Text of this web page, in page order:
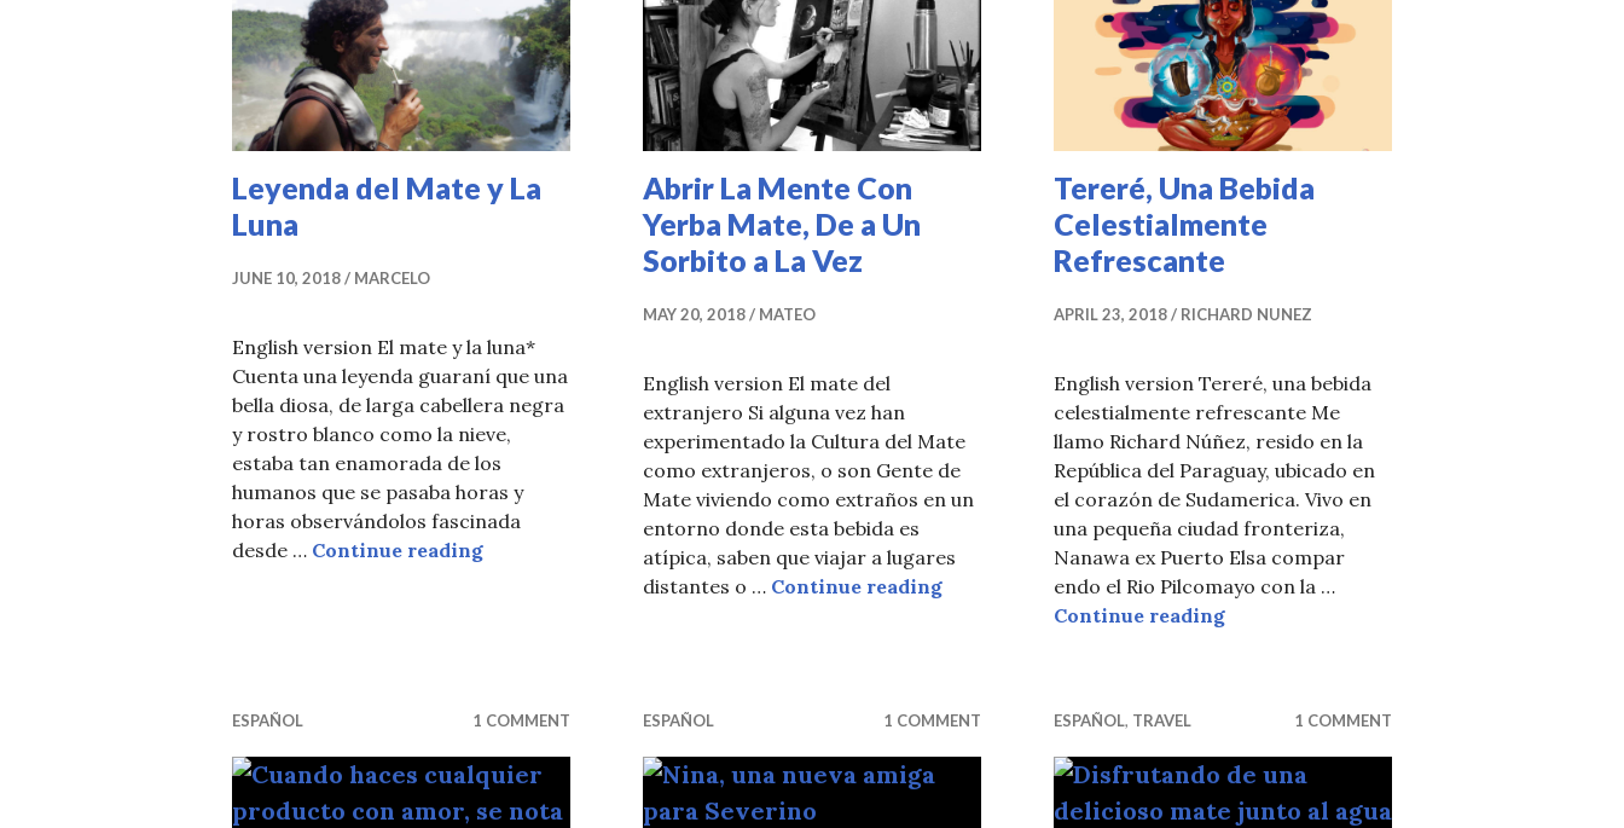
Leyenda del Mate y La
Luna
JUNE 10, 2018 MARCELO
English version El mate y la luna*
Cuenta una leyenda guaraní que una
bella diosa, de larga cabellera negra
y rostro blanco como la nieve,
estaba tan enamorada de los
humanos que se pasaba horas y
horas observándolos fascinada
desde … Continue readingLeyenda del Mate y La Luna
Abrir La Mente Con
Yerba Mate, De a Un
Sorbito a La Vez
MAY 20, 2018 MATEO
English version El mate del
extranjero Si alguna vez han
experimentado la Cultura del Mate
como extranjeros, o son Gente de
Mate viviendo como extraños en un
entorno donde esta bebida es
atípica, saben que viajar a lugares
distantes o … Continue readingAbrir La Mente Con Yerba Mate, De a Un Sorbito a La Vez
Tereré, Una Bebida
Celestialmente
Refrescante
APRIL 23, 2018 RICHARD NUNEZ
English version Tereré, una bebida
celestialmente refrescante Me
llamo Richard Núñez, resido en la
República del Paraguay, ubicado en
el corazón de Sudamerica. Vivo en
una pequeña ciudad fronteriza,
Nanawa ex Puerto Elsa compar
endo el Rio Pilcomayo con la …
Continue readingTereré, Una Bebida Celestialmente
ESPAÑOL 1 COMMENT ESPAÑOL 1 COMMENT ESPAÑOL, TRAVEL 1 COMMENT